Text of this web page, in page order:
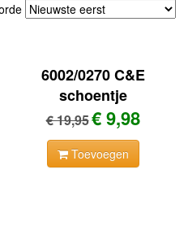
6002/0270 C&E
schoentje
€ 19,95€ 9,98
Toevoegen